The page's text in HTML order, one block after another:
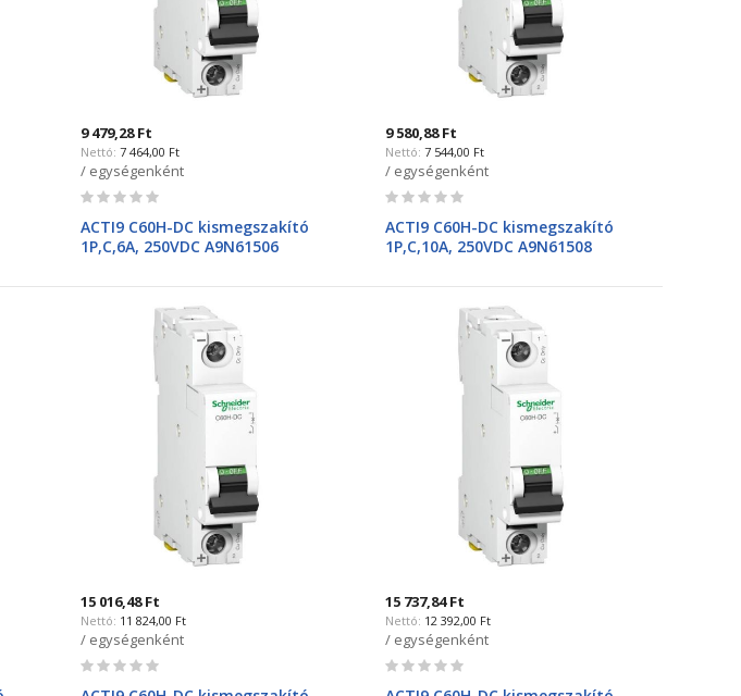
9 479,28 Ft
7 464,00 Ft
/ egységenként
Rating:
ACTI9 C60H-DC kismegszakító
1P,C,6A, 250VDC A9N61506
9 580,88 Ft
7 544,00 Ft
/ egységenként
Rating:
ACTI9 C60H-DC kismegszakító
1P,C,10A, 250VDC A9N61508
15 016,48 Ft
11 824,00 Ft
/ egységenként
Rating:
15 737,84 Ft
12 392,00 Ft
/ egységenként
Rating: